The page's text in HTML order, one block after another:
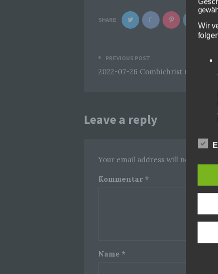
SHARE
Beitragsnavigation
PREVIOUS POST
2022-07-26 Combichrist @Der
Leave a reply
Your email address will not be
Kommentar *
Name *
Wir